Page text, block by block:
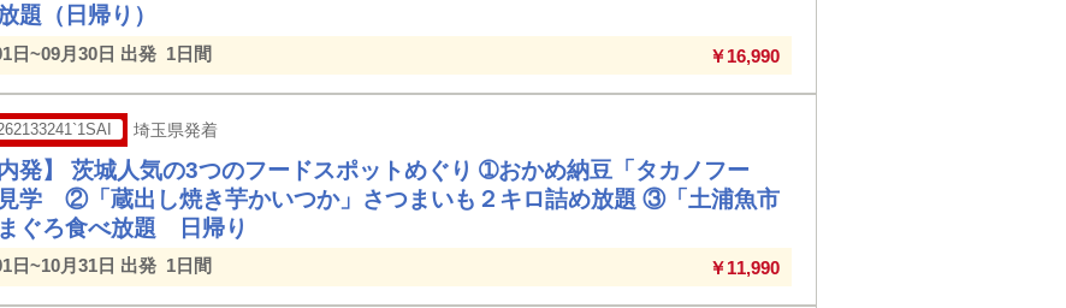
題（日帰り）
日~09月30日 出発 1日間 ￥16,990
埼玉県発着
内発】 茨城人気の3つのフードスポットめぐり ➀おかめ納豆「タカノフー
学 ②「蔵出し焼き芋かいつか」さつまいも２キロ詰め放題 ③「土浦魚市
ぐろ食べ放題 日帰り
日~10月31日 出発 1日間 ￥11,990